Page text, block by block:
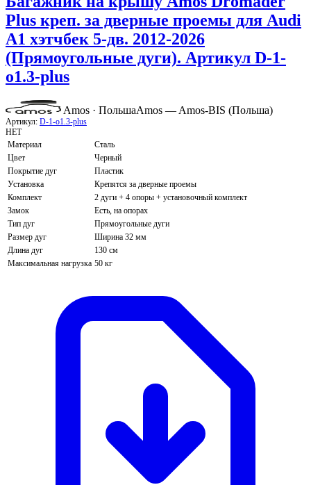
Plus креп. за дверные проемы для Audi
A1 хэтчбек 5-дв. 2012-2026
(Прямоугольные дуги). Артикул D-1-
o1.3-plus
Amos · ПольшаAmos — Amos-BIS (Польша)
Артикул: D-1-o1.3-plus
НЕТ
Материал
Сталь
Цвет
Черный
Покрытие дуг
Пластик
Установка
Крепятся за дверные проемы
Комплект
2 дуги + 4 опоры + установочный комплект
Замок
Есть, на опорах
Тип дуг
Прямоугольные дуги
Размер дуг
Ширина 32 мм
Длина дуг
130 см
Максимальная нагрузка 50 кг